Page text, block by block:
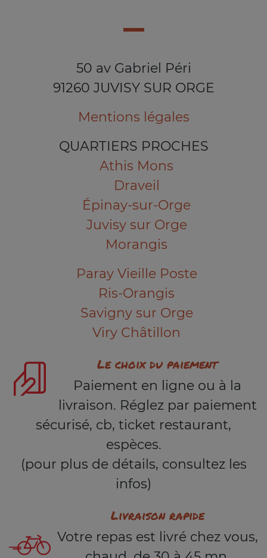
50 av Gabriel Péri
91260 JUVISY SUR ORGE
Mentions légales
QUARTIERS PROCHES
Athis Mons
Draveil
Épinay-sur-Orge
Juvisy sur Orge
Morangis
Paray Vieille Poste
Ris-Orangis
Savigny sur Orge
Viry Châtillon
Le choix du paiement
Paiement en ligne ou à la
livraison. Réglez par paiement
sécurisé, cb, ticket restaurant,
espèces.
(pour plus de détails, consultez les
infos)
Livraison rapide
Votre repas est livré chez vous,